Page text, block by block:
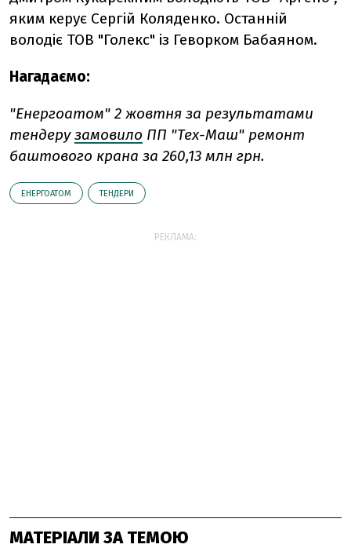
яким керує Сергій Коляденко. Останній
володіє ТОВ "Голекс" із Геворком Бабаяном.
Нагадаємо:
"Енергоатом" 2 жовтня за результатами
тендеру замовило ПП "Тех-Маш" ремонт
баштового крана за 260,13 млн грн.
ЕНЕРГОАТОМ ТЕНДЕРИ
РЕКЛАМА:
МАТЕРІАЛИ ЗА ТЕМОЮ